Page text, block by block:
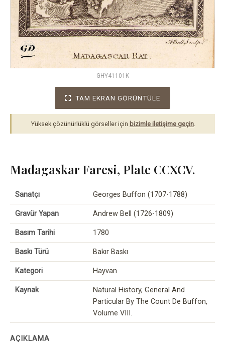
GHY41101K
TAM EKRAN GÖRÜNTÜLE
Yüksek çözünürlüklü görseller için bizimle iletişime geçin
Madagaskar Faresi, Plate CCXCV.
Sanatçı Georges Buffon (1707-1788)
Gravür Yapan Andrew Bell (1726-1809)
Basım Tarihi 1780
Baskı Türü Bakır Baskı
Kategori Hayvan
Kaynak
Natural History, General And
Particular By The Count De Buffon,
Volume VIII.
AÇIKLAMA